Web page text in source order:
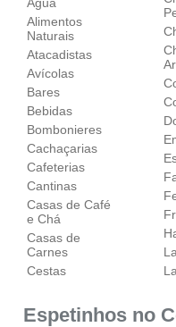
Alimentos
Naturais
Atacadistas
Avícolas
Bares
Bebidas
Bombonieres
Cachaçarias
Cafeterias
Cantinas
Casas de Café
e Chá
Casas de
Carnes
Cestas
Espetinhos no